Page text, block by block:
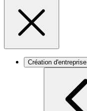
Création d'entreprise